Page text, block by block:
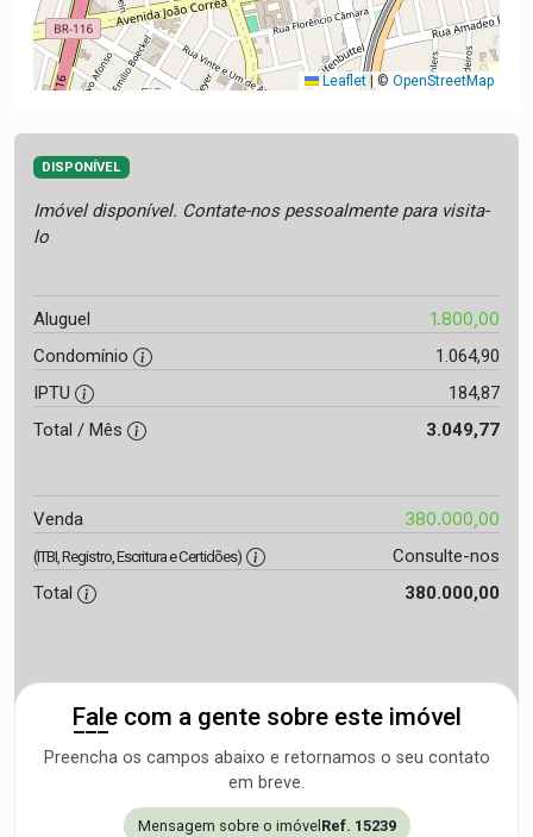
Leaflet | © OpenStreetMap
DISPONÍVEL
Imóvel disponível. Contate-nos pessoalmente para visita-
lo
Aluguel 1.800,00
Condomínio
1.064,90
IPTU
184,87
Total / Mês
3.049,77
Venda 380.000,00
(ITBI, Registro, Escritura e Certidões)
Consulte-nos
Total
380.000,00
Fale com a gente sobre este imóvel
Preencha os campos abaixo e retornamos o seu contato
em breve.
Mensagem sobre o imóvel Ref. 15239